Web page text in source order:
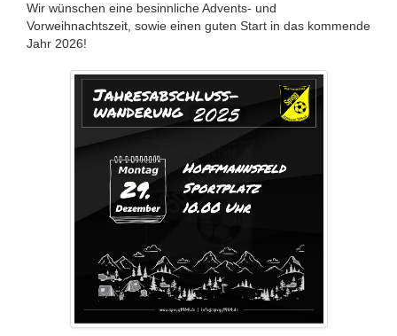
Wir wünschen eine besinnliche Advents- und
Vorweihnachtszeit, sowie einen guten Start in das kommende
Jahr 2026!